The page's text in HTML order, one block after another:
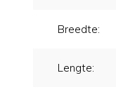
Breedte:
Lengte: